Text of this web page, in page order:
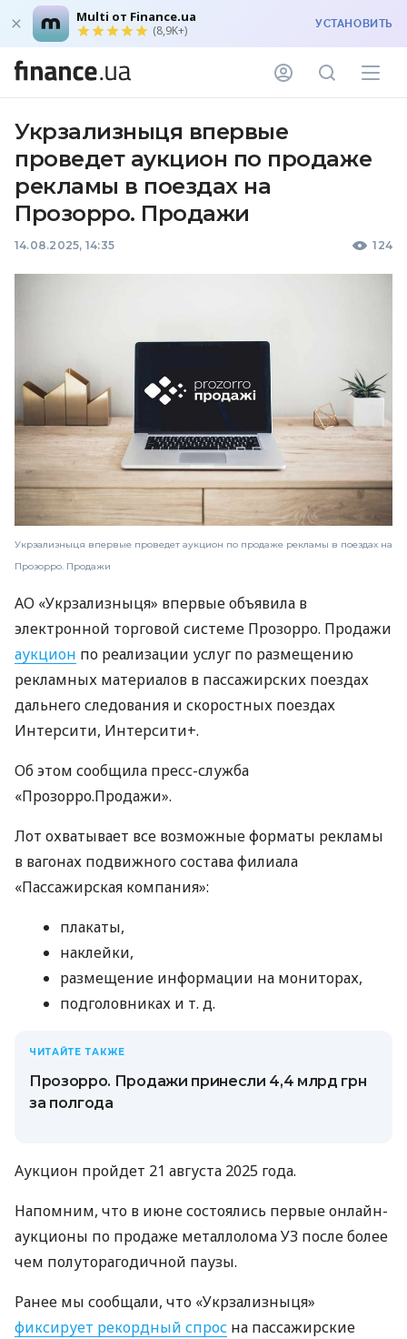
Multi от Finance.ua
(8,9K+) УСТАНОВИТЬ
Укрзализныця впервые
проведет аукцион по продаже
рекламы в поездах на
Прозорро. Продажи
14.08.2025, 14:35 124
Укрзализныця впервые проведет аукцион по продаже рекламы в поездах на
Прозорро. Продажи
АО «Укрзализныця» впервые объявила в
электронной торговой системе Прозорро. Продажи
аукцион по реализации услуг по размещению
рекламных материалов в пассажирских поездах
дальнего следования и скоростных поездах
Интерсити, Интерсити+.
Об этом сообщила пресс-служба
«Прозорро.Продажи».
Лот охватывает все возможные форматы рекламы
в вагонах подвижного состава филиала
«Пассажирская компания»:
плакаты,
наклейки,
размещение информации на мониторах,
подголовниках и т. д.
ЧИТАЙТЕ ТАКЖЕ
Прозорро. Продажи принесли 4,4 млрд грн
за полгода
Аукцион пройдет 21 августа 2025 года.
Напомним, что в июне состоялись первые онлайн-
аукционы по продаже металлолома УЗ после более
чем полуторагодичной паузы.
Ранее мы сообщали, что «Укрзализныця»
фиксирует рекордный спрос на пассажирские